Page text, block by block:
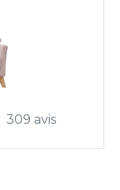
309 avis